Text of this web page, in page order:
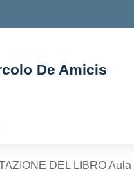
De Amicis
DEL LIBRO